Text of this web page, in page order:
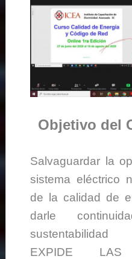
Objetivo del
Salvaguardar la
sistema eléctrico
de la calidad de
darle
sustentabilidad
EXPIDE LAS